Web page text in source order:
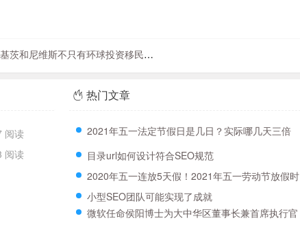
茨和尼维斯不只有环球投资移民，还有好莱坞电影
阅读
阅读
热门文章
2021年五一法定节假日是几日？实际哪几天三倍
工资？附五一三薪时刻表！
目录url如何设计符合SEO规范
2020年五一连放5天假！2021年五一劳动节放假时
间全新分配
小型SEO团队可能实现了成就
微软任命侯阳博士为大中华区董事长兼首席执行官